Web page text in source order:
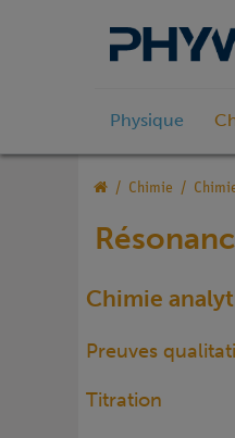
Physique
Chimie
Chimie
Preuves
Titration